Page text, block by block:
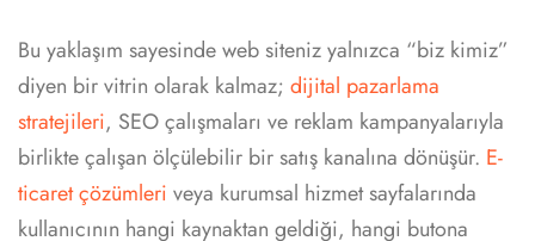
Bu yaklaşım sayesinde web siteniz yalnızca “biz kimiz”
diyen bir vitrin olarak kalmaz; dijital pazarlama
stratejileri, SEO çalışmaları ve reklam kampanyalarıyla
birlikte çalışan ölçülebilir bir satış kanalına dönüşür. E-
ticaret çözümleri veya kurumsal hizmet sayfalarında
kullanıcının hangi kaynaktan geldiği, hangi butona